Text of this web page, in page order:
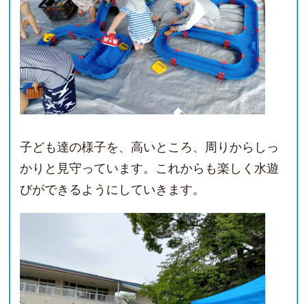
子ども達の様子を、高いところ、周りからしっ
かりと見守っています。これからも楽しく水遊
びができるようにしていきます。